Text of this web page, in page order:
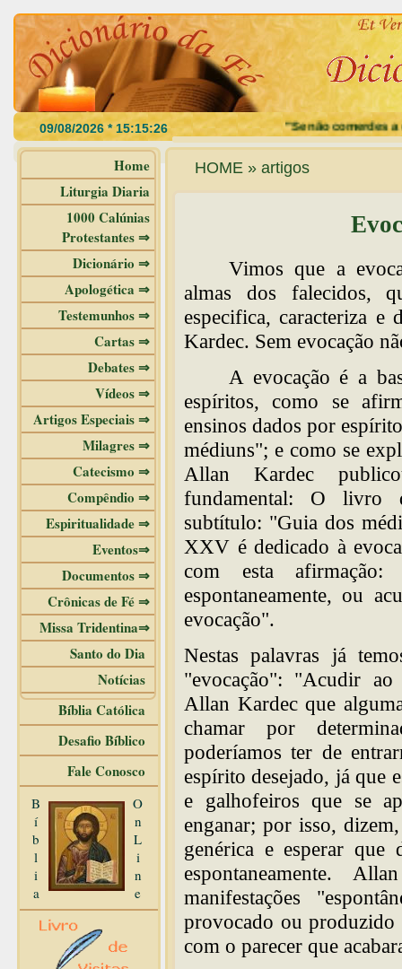
"Se não comerdes a carne
Home
Liturgia Diaria
1000 Calúnias
Protestantes ⇒
Dicionário ⇒
Apologética ⇒
Testemunhos ⇒
Cartas ⇒
Debates ⇒
Vídeos ⇒
Artigos Especiais ⇒
Milagres ⇒
Catecismo ⇒
Compêndio ⇒
Espiritualidade ⇒
Eventos⇒
Documentos ⇒
Crônicas de Fé ⇒
Missa Tridentina⇒
Santo do Dia
Notícias
Bíblia Católica
Desafio Bíblico
Fale Conosco
B
í
b
l
i
a
O
n
L
i
n
e
HOME » artigos
Vimos que a
almas dos falecidos,
especifica, caracteriza
Kardec. Sem evocação
A evocação é a
espíritos, como se
ensinos dados por
médiuns"; e como se
Allan Kardec
fundamental: O livro
subtítulo: "Guia dos
XXV é dedicado à
com esta afirmação:
espontaneamente, ou
evocação".
Nestas palavras já
"evocação": "Acudir ao
Allan Kardec que
chamar por
poderíamos ter de
espírito desejado, já que
e galhofeiros que se
enganar; por isso,
genérica e esperar que
espontaneamente.
manifestações
provocado ou produzido
com o parecer que